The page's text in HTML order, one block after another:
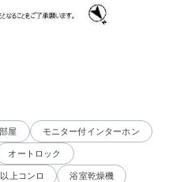
屋 モニター付インターホン
オートロック
上コンロ 浴室乾燥機